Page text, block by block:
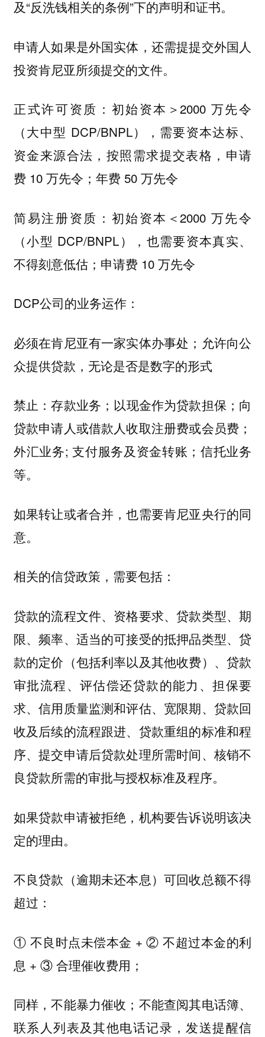
及“反洗钱相关的条例”下的声明和证书。
申请人如果是外国实体，还需提提交外国人
投资肯尼亚所须提交的文件。
正式许可资质：初始资本＞2000 万先令
（大中型 DCP/BNPL），需要资本达标、
资金来源合法，按照需求提交表格，申请
费 10 万先令；年费 50 万先令
简易注册资质：初始资本＜2000 万先令
（小型 DCP/BNPL），也需要资本真实、
不得刻意低估；申请费 10 万先令
DCP公司的业务运作：
必须在肯尼亚有一家实体办事处；允许向公
众提供贷款，无论是否是数字的形式
禁止：存款业务；以现金作为贷款担保；向
贷款申请人或借款人收取注册费或会员费；
外汇业务; 支付服务及资金转账；信托业务
等。
如果转让或者合并，也需要肯尼亚央行的同
意。
相关的信贷政策，需要包括：
贷款的流程文件、资格要求、贷款类型、期
限、频率、适当的可接受的抵押品类型、贷
款的定价（包括利率以及其他收费）、贷款
审批流程、评估偿还贷款的能力、担保要
求、信用质量监测和评估、宽限期、贷款回
收及后续的流程跟进、贷款重组的标准和程
序、提交申请后贷款处理所需时间、核销不
良贷款所需的审批与授权标准及程序。
如果贷款申请被拒绝，机构要告诉说明该决
定的理由。
不良贷款（逾期未还本息）可回收总额不得
超过：
① 不良时点未偿本金 + ② 不超过本金的利
息 + ③ 合理催收费用；
同样，不能暴力催收；不能查阅其电话簿、
联系人列表及其他电话记录，发送提醒信